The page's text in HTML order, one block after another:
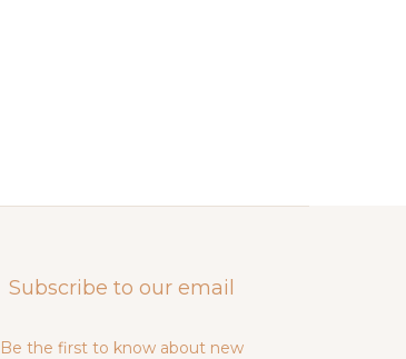
Subscribe to our email
Be the first to know about new